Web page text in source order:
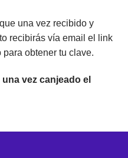
una vez recibido y
recibirás vía email el link
obtener tu clave.
vez canjeado el